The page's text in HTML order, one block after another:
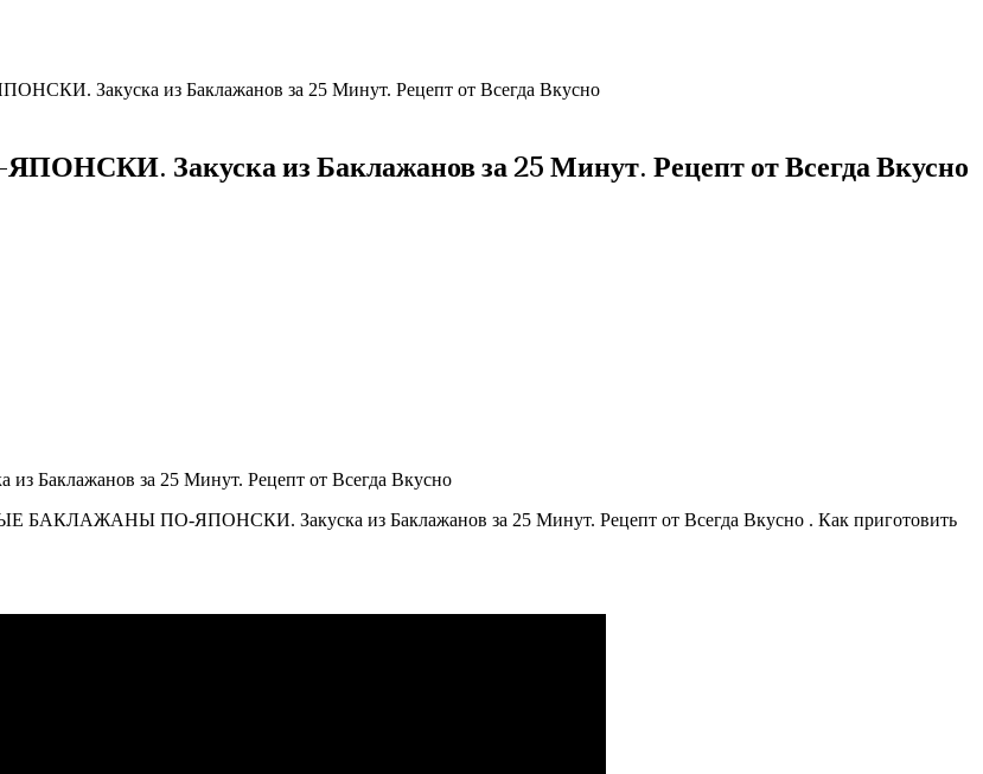
Закуска из Баклажанов за 25 Минут. Рецепт от Всегда Вкусно
Закуска из Баклажанов за 25 Минут. Рецепт от Всегда Вкусно
БАКЛАЖАНЫ ПО-ЯПОНСКИ. Закуска из Баклажанов за 25 Минут. Рецепт от Всегда Вкусно . Как приготовить